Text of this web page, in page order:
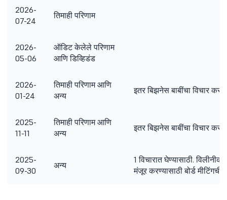
2026-
07-24
तिमाही परिणाम
2026-
05-06
ऑडिट केलेले परिणाम
आणि डिव्हिडंड
2026-
01-24
तिमाही परिणाम आणि
अन्य
इतर बिझनेस बाबींचा विचार
2025-
11-11
तिमाही परिणाम आणि
अन्य
इतर बिझनेस बाबींचा विचार
2025-
09-30
अन्य
1 विचारात घेण्यासाठी.
मंजूर करण्यासाठी बोर्ड मीटिंगची